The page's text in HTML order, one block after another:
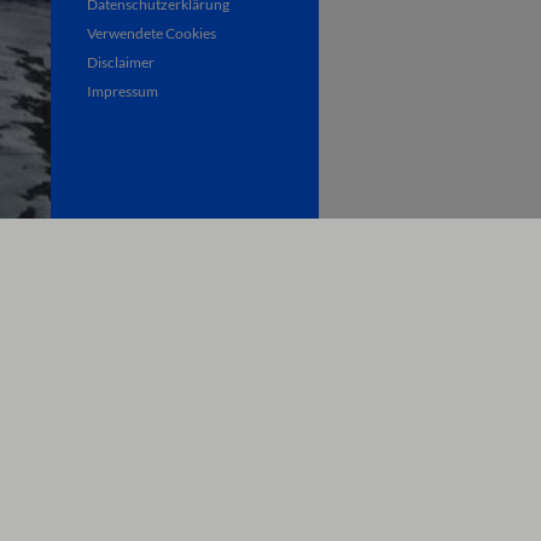
Datenschutzerklärung
Verwendete Cookies
Disclaimer
Impressum